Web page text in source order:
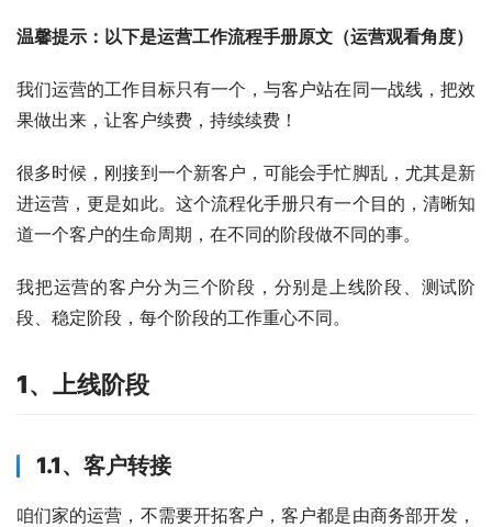
温馨提示：以下是运营工作流程手册原文（运营观看角度）
我们运营的工作目标只有一个，与客户站在同一战线，把效
果做出来，让客户续费，持续续费！
很多时候，刚接到一个新客户，可能会手忙脚乱，尤其是新
进运营，更是如此。这个流程化手册只有一个目的，清晰知
道一个客户的生命周期，在不同的阶段做不同的事。
我把运营的客户分为三个阶段，分别是上线阶段、测试阶
段、稳定阶段，每个阶段的工作重心不同。
1、上线阶段
1.1、客户转接
咱们家的运营，不需要开拓客户，客户都是由商务部开发，